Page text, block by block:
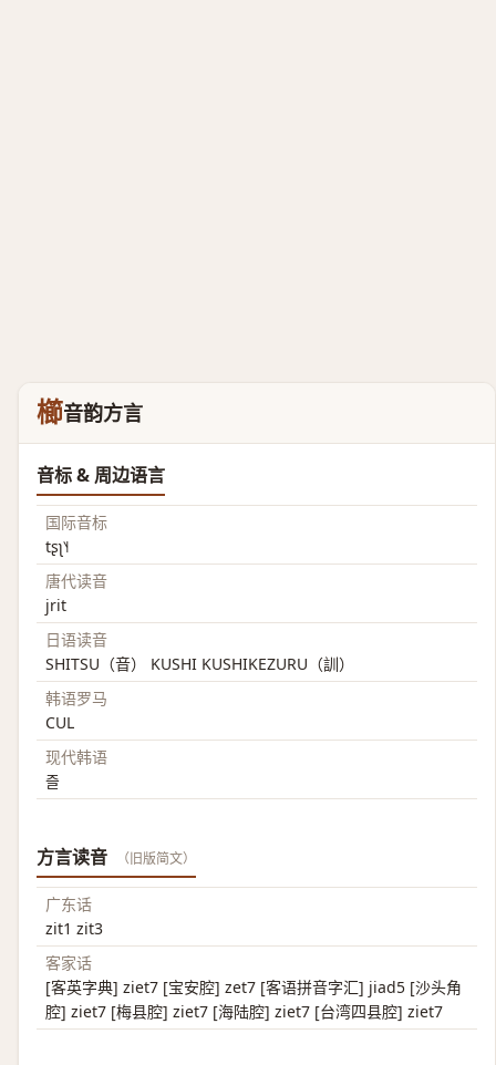
櫛音韵方言
音标 & 周边语言
国际音标
tʂʅ˥˧
唐代读音
jrit
日语读音
SHITSU（音） KUSHI KUSHIKEZURU（訓）
韩语罗马
CUL
现代韩语
즐
方言读音 （旧版简文）
广东话
zit1 zit3
客家话
[客英字典] ziet7 [宝安腔] zet7 [客语拼音字汇] jiad5 [沙头角
腔] ziet7 [梅县腔] ziet7 [海陆腔] ziet7 [台湾四县腔] ziet7